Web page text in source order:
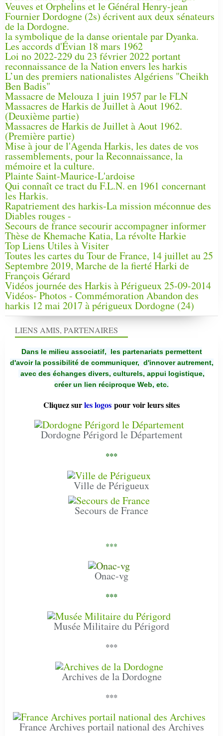
Veuves et Orphelins et le Général Henry-jean
Fournier Dordogne (2s) écrivent aux deux sénateurs
de la Dordogne.
la symbolique de la danse orientale par Dyanka.
Les accords d'Évian 18 mars 1962
Loi no 2022-229 du 23 février 2022 portant
reconnaissance de la Nation envers les harkis
L’un des premiers nationalistes Algériens "Cheikh
Ben Badis"
Massacre de Melouza 1 juin 1957 par le FLN
Massacres de Harkis de Juillet à Aout 1962.
(Deuxième partie)
Massacres de Harkis de Juillet à Aout 1962.
(Première partie)
Mise à jour de l'Agenda Harkis, les dates de vos
rassemblements, pour la Reconnaissance, la
mémoire et la culture.
Plainte Saint-Maurice-L'ardoise
Qui connaît ce tract du F.L.N. en 1961 concernant
les Harkis.
Rapatriement des harkis-La mission méconnue des
Diables rouges -
Secours de france secourir accompagner informer
Thèse de Khemache Katia, La révolte Harkie
Top Liens Utiles à Visiter
Toutes les cartes du Tour de France, 14 juillet au 25
Septembre 2019, Marche de la fierté Harki de
François Gérard
Vidéos journée des Harkis à Périgueux 25-09-2014
Vidéos- Photos - Commémoration Abandon des
harkis 12 mai 2017 à périgueux Dordogne (24)
LIENS AMIS, PARTENAIRES
Dans le milieu associatif, les partenariats permettent
d'avoir la possibilité de communiquer, d'innover autrement,
avec des échanges divers, culturels, appui logistique,
créer un lien réciproque Web, etc.
Cliquez surles logos pour voir leurs sites
Dordogne Périgord le Département
***
Ville de Périgueux
Secours de France
***
Onac-vg
***
Musée Militaire du Périgord
***
Archives de la Dordogne
***
France Archives portail national des Archives